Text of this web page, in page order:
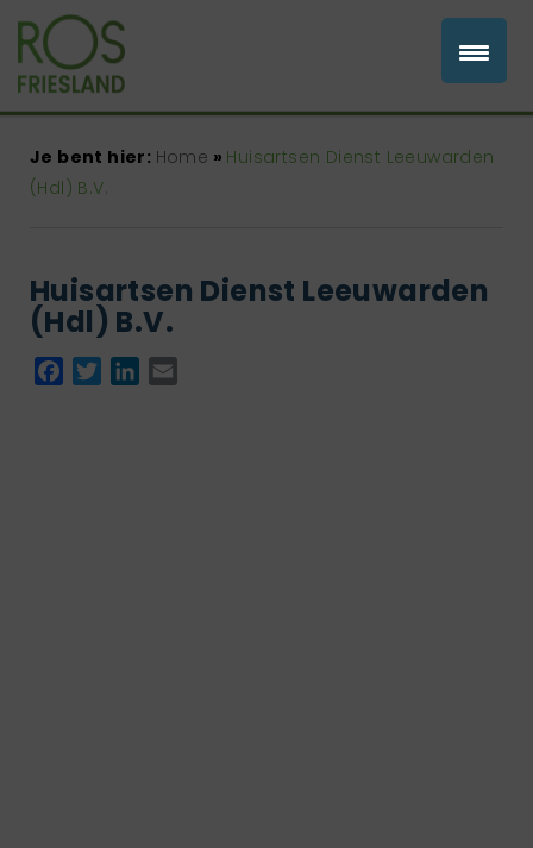
Je bent hier: Home » Huisartsen Dienst Leeuwarden
(Hdl) B.V.
Huisartsen Dienst Leeuwarden
(Hdl) B.V.
Facebook
TwitterLinkedIn